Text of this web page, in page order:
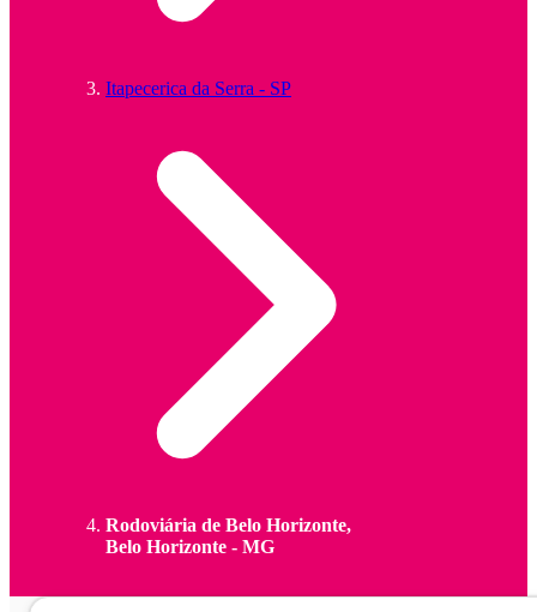
Itapecerica da Serra - SP
Rodoviária de Belo Horizonte,
Belo Horizonte - MG